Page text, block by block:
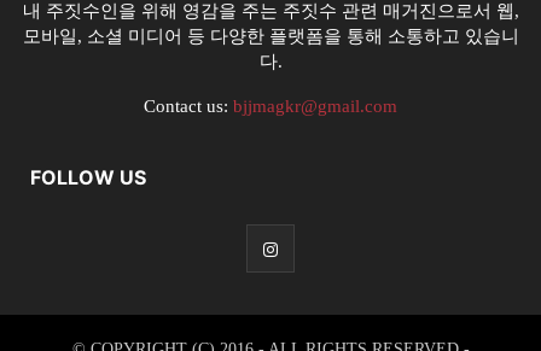
내 주짓수인을 위해 영감을 주는 주짓수 관련 매거진으로서 웹,
모바일, 소셜 미디어 등 다양한 플랫폼을 통해 소통하고 있습니
다.
Contact us: bjjmagkr@gmail.com
FOLLOW US